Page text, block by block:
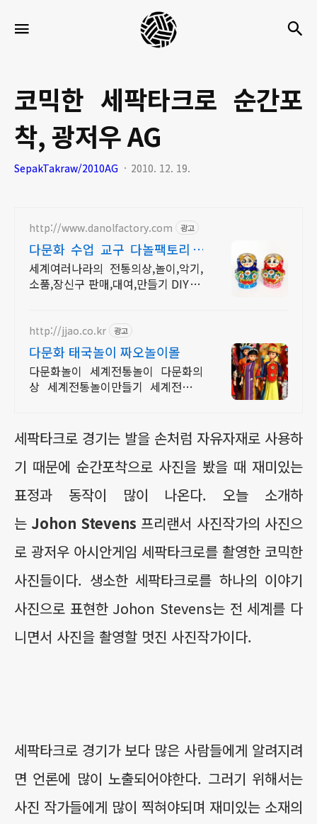
세
팍
크
로
라
이
코믹한 세팍타크로 순간포
착, 광저우 AG
SepakTakraw/2010AG 2010. 12. 19.
http://www.danolfactory.com 광고
다문화 수업 교구 다놀팩토리 5
만원이상 구매시 무료배송
세계여러나라의 전통의상,놀이,악기,
소품,장신구 판매,대여,만들기 DIY 제
http://jjao.co.kr 광고
다문화 태국놀이 짜오놀이몰
다문화놀이 세계전통놀이 다문화의
상 세계전통놀이만들기 세계전통의
세팍타크로 경기는 발을 손처럼 자유자재로 사용하
기 때문에 순간포착으로 사진을 봤을 때 재미있는
표정과 동작이 많이 나온다. 오늘 소개하
는 Johon Stevens 프리랜서 사진작가의 사진으
로 광저우 아시안게임 세팍타크로를 촬영한 코믹한
사진들이다. 생소한 세팍타크로를 하나의 이야기
사진으로 표현한 Johon Stevens는 전 세계를 다
니면서 사진을 촬영할 멋진 사진작가이다.
세팍타크로 경기가 보다 많은 사람들에게 알려지려
면 언론에 많이 노출되어야한다. 그러기 위해서는
사진 작가들에게 많이 찍혀야되며 재미있는 소재의